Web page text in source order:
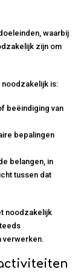
waarbij
zijn om
is:
beëindiging van
bepalingen
belangen, in
tussen dat
noodzakelijk
verwerken.